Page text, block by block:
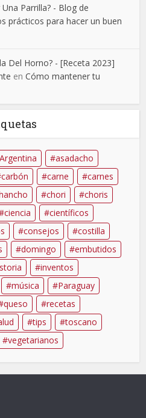
Parrilla? - Blog de
prácticos para hacer un buen
Del Horno? - [Receta 2023]
enCómo mantener tu
Argentina
asadacho
carbón carne
carnes
chori
choris
ciencia
científicos
consejos
costilla
domingo
embutidos
inventos
música
Paraguay
queso
recetas
tips
toscano
vegetarianos